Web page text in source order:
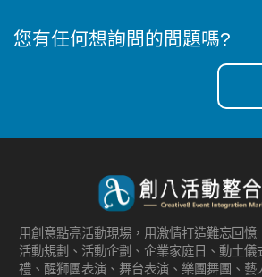
您有任何想詢問的問題嗎?
用創意點亮活動現場，用激情打造難忘回憶
活動規劃、活動企劃、企業家庭日、動土
禮、醒獅團表演、舞台表演、樂團舞團、藝